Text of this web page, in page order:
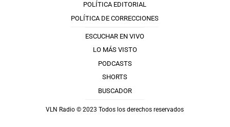
POLÍTICA EDITORIAL
POLÍTICA DE CORRECCIONES
ESCUCHAR EN VIVO
LO MÁS VISTO
PODCASTS
SHORTS
BUSCADOR
VLN Radio © 2023 Todos los derechos reservados